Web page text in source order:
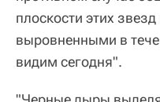
плоскости этих
выровненными в
видим сегодня".